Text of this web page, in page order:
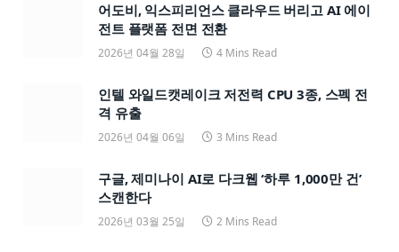
어도비, 익스피리언스 클라우드 버리고 AI 에이
전트 플랫폼 전면 전환
2026년 04월 28일 4 Mins Read
인텔 와일드캣레이크 저전력 CPU 3종, 스펙 전
격 유출
2026년 04월 06일 3 Mins Read
구글, 제미나이 AI로 다크웹 ‘하루 1,000만 건’
스캔한다
2026년 03월 25일 2 Mins Read